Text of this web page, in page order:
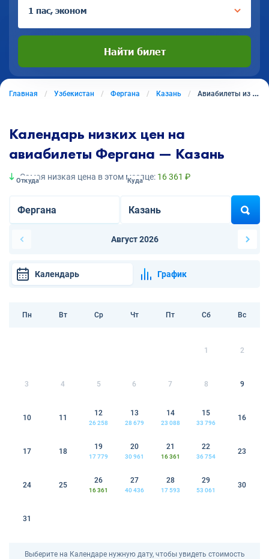
1 пас, эконом
Найти билет
Главная Узбекистан Фергана Казань Авиабилеты из Ферганы в Казань
Календарь низких цен на
авиабилеты Фергана — Казань
Самая низкая цена в этом месяце: 16 361 ₽
Откуда Куда
Август 2026
Календарь График
Пн Вт Ср Чт Пт Сб Вс
1 2
3 4 5 6 7 8 9
10 11
12
26 258
13
28 679
14
23 088
15
33 796
16
17 18
19
17 779
20
30 961
21
16 361
22
36 754
23
24 25
26
16 361
27
40 436
28
17 593
29
53 061
30
31
Выберите на Календаре нужную дату, чтобы увидеть стоимость